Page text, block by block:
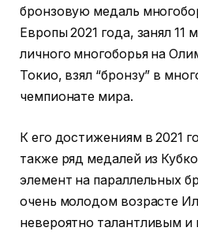
бронзовую медаль
Европы 2021 года, занял 11
личного многоборья на
Токио, взял “бронзу” в
чемпионате мира.
К его достижениям в 2021
также ряд медалей из
элемент на параллельных
очень молодом возрасте
невероятно талантливым